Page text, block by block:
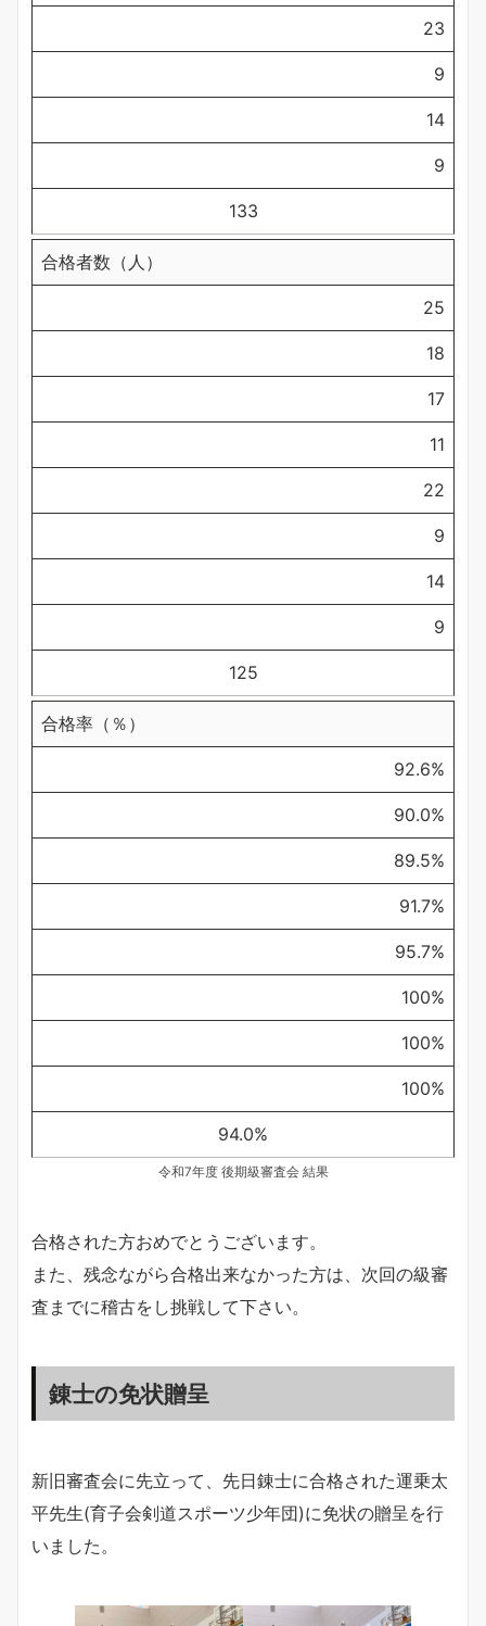
23
9
14
9
133
合格者数（人）
25
18
17
11
22
9
14
9
125
合格率（％）
92.6%
90.0%
89.5%
91.7%
95.7%
100%
100%
100%
94.0%
令和7年度 後期級審査会 結果
合格された方おめでとうございます。
また、残念ながら合格出来なかった方は、次回の級審
査までに稽古をし挑戦して下さい。
錬士の免状贈呈
新旧審査会に先立って、先日錬士に合格された運乗太
平先生(育子会剣道スポーツ少年団)に免状の贈呈を行
いました。